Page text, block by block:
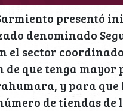
presentó
denominado
el sector
que tenga mayor
y para que
de tiendas